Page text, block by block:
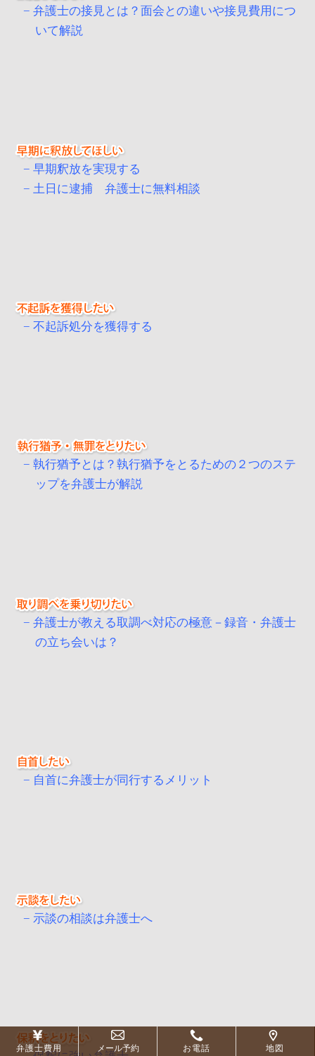
弁護士の接見とは？面会との違いや接見費用につ
いて解説
早期釈放を実現する
土日に逮捕 弁護士に無料相談
不起訴処分を獲得する
執行猶予とは？執行猶予をとるための２つのステ
ップを弁護士が解説
弁護士が教える取調べ対応の極意－録音・弁護士
の立ち会いは？
自首に弁護士が同行するメリット
示談の相談は弁護士へ
弁護士費用 メール予約 お電話 地図